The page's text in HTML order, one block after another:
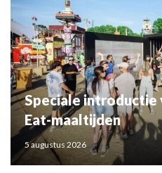
Speciale introductie
Eat-maaltijden
5 augustus 2026